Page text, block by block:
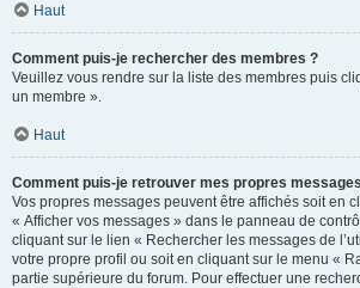
Haut
Comment puis-je rechercher des membres ?
Veuillez vous rendre sur la liste des membres puis
un membre ».
Haut
Comment puis-je retrouver mes propres
Vos propres messages peuvent être affichés soit en
« Afficher vos messages » dans le panneau de
cliquant sur le lien « Rechercher les messages de
votre propre profil ou soit en cliquant sur le menu «
partie supérieure du forum. Pour effectuer une